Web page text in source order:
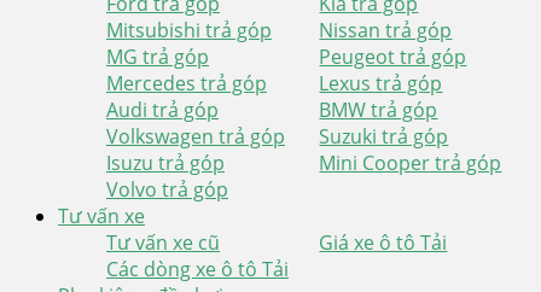
Mitsubishi trả góp
Nissan trả góp
MG trả góp
Peugeot trả góp
Mercedes trả góp
Lexus trả góp
Audi trả góp
BMW trả góp
Volkswagen trả góp
Suzuki trả góp
Isuzu trả góp
Mini Cooper trả góp
Volvo trả góp
Tư vấn xe
Tư vấn xe cũ
Giá xe ô tô Tải
Các dòng xe ô tô Tải